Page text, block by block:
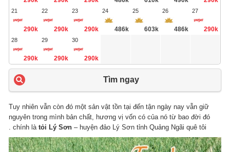
21
290k
22
290k
23
290k
24
486k
25
603k
26
486k
27
290k
28
290k
29
290k
30
290k
Tìm ngay
Tuy nhiên vẫn còn đó một sản vật tồn tại đến tận ngày nay vẫn giữ
nguyên trong mình bản chất, hương vị vốn có của nó từ bao đời đó
chính là tỏi Lý Sơn – huyện đảo Lý Sơn tỉnh Quảng Ngãi quê tôi .